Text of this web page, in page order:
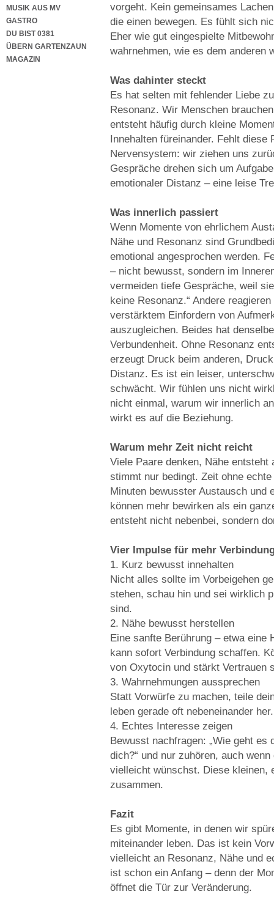
MUSIK AUS MV
GASTRO
DU BIST 0381
ÜBERN GARTENZAUN
MAGAZIN
vorgeht. Kein gemeinsames
die einen bewegen. Es fühlt sich
Eher wie gut eingespielte
wahrnehmen, wie es dem anderen
Was dahinter steckt
Es hat selten mit fehlender Liebe
Resonanz. Wir Menschen
entsteht häufig durch kleine
Innehalten füreinander. Fehlt
Nervensystem: wir ziehen uns
Gespräche drehen sich um
emotionaler Distanz – eine leise
Was innerlich passiert
Wenn Momente von ehrlichem
Nähe und Resonanz sind
emotional angesprochen werden.
– nicht bewusst, sondern im
vermeiden tiefe Gespräche, weil
keine Resonanz.“ Andere
verstärktem Einfordern von
auszugleichen. Beides hat
Verbundenheit. Ohne Resonanz
erzeugt Druck beim anderen,
Distanz. Es ist ein leiser,
schwächt. Wir fühlen uns nicht
nicht einmal, warum wir innerlich
wirkt es auf die Beziehung.
Warum mehr Zeit nicht reicht
Viele Paare denken, Nähe
stimmt nur bedingt. Zeit ohne
Minuten bewusster Austausch und
können mehr bewirken als ein
entsteht nicht nebenbei, sondern
Vier Impulse für mehr
1. Kurz bewusst innehalten
Nicht alles sollte im Vorbeigehen
stehen, schau hin und sei wirklich
sind.
2. Nähe bewusst herstellen
Eine sanfte Berührung – etwa eine
kann sofort Verbindung schaffen.
von Oxytocin und stärkt Vertrauen
3. Wahrnehmungen aussprechen
Statt Vorwürfe zu machen, teile
leben gerade oft nebeneinander
4. Echtes Interesse zeigen
Bewusst nachfragen: „Wie geht es
dich?“ und nur zuhören, auch
vielleicht wünschst. Diese kleinen,
zusammen.
Fazit
Es gibt Momente, in denen wir
miteinander leben. Das ist kein
vielleicht an Resonanz, Nähe und
ist schon ein Anfang – denn der
öffnet die Tür zur Veränderung.